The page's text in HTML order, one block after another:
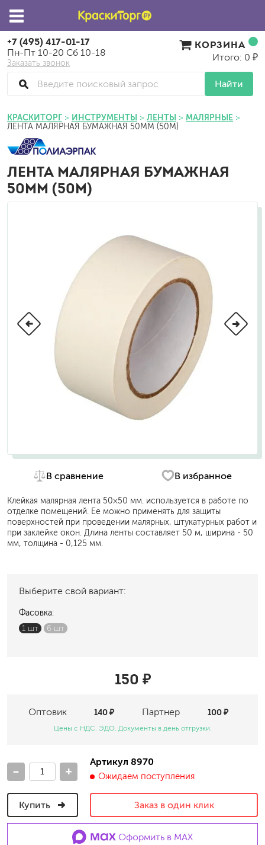
+7 (495) 417-01-17
Пн-Пт 10-20 Сб 10-18
Заказать звонок
Найти
КОРЗИНА
Итого: 0 ₽
КРАСКИТОРГ ИНСТРУМЕНТЫ ЛЕНТЫ МАЛЯРНЫЕ
ЛЕНТА МАЛЯРНАЯ БУМАЖНАЯ 50ММ (50М)
ЛЕНТА МАЛЯРНАЯ БУМАЖНАЯ
50ММ (50М)
В сравнение В избранное
Клейкая малярная лента 50×50 мм. используется в работе по
отделке помещений. Ее можно применять для защиты
поверхностей при проведении малярных, штукатурных работ и
при заклейке окон. Длина ленты составляет 50 м, ширина - 50
мм, толщина - 0,125 мм.
Выберите свой вариант:
Фасовка:
1 шт
6 шт
150 ₽
Оптовик Партнер
140 ₽ 100 ₽
Цены с НДС. ЭДО. Документы в день отгрузки.
- +
Артикул 8970
Ожидаем поступления
Купить Заказ в один клик
Оформить в MAX